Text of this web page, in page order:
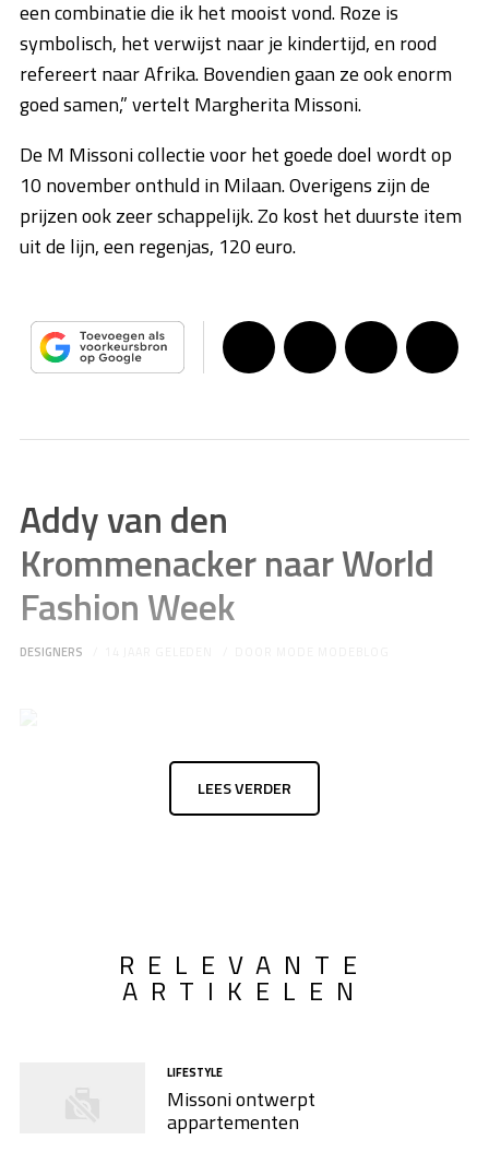
een combinatie die ik het mooist vond. Roze is
symbolisch, het verwijst naar je kindertijd, en rood
refereert naar Afrika. Bovendien gaan ze ook enorm
goed samen,” vertelt Margherita Missoni.
De M Missoni collectie voor het goede doel wordt op
10 november onthuld in Milaan. Overigens zijn de
prijzen ook zeer schappelijk. Zo kost het duurste item
uit de lijn, een regenjas, 120 euro.
Addy van den
Krommenacker naar World
Fashion Week
DESIGNERS
LEES VERDER
RELEVANTE
ARTIKELEN
LIFESTYLE
Missoni ontwerpt
appartementen